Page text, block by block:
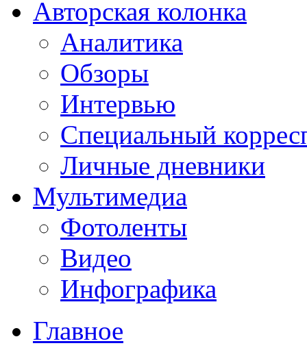
Авторская колонка
Аналитика
Обзоры
Интервью
Специальный
Личные дневники
Мультимедиа
Фотоленты
Видео
Инфографика
Главное